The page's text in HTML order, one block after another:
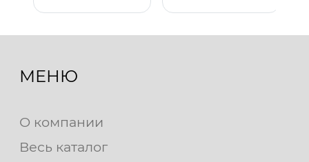
МЕНЮ
О компании
Весь каталог